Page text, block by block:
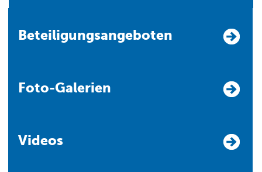
Beteiligungsangeboten
Foto-Galerien
Videos